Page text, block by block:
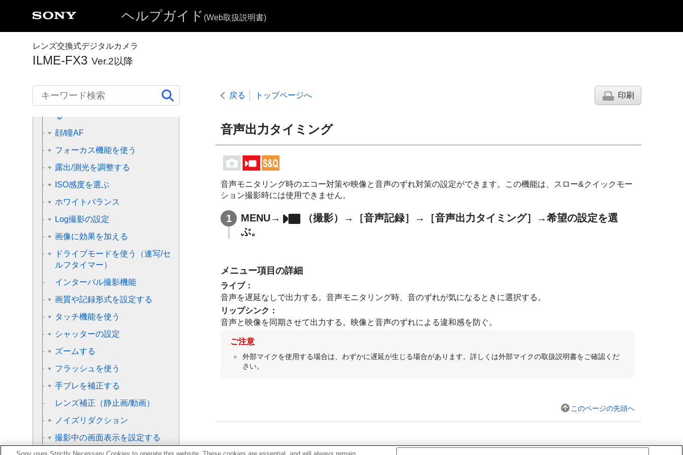
ヘルプガイド (Web取扱説明書)
レンズ交換式デジタルカメラ
ILME-FX3 Ver.2以降
戻る トップページへ 印刷
音声出力タイミング
音声モニタリング時のエコー対策や映像と音声のずれ対策の設定ができます。この機能は、スロー&クイックモー
ション撮影時には使用できません。
MENU→ （撮影）→ ［音声記録］ → ［音声出力タイミング］
→希望の設定を選
ぶ。
メニュー項目の詳細
ライブ：
音声を遅延なしで出力する。音声モニタリング時、音のずれが気になるときに選択する。
リップシンク ：
音声と映像を同期させて出力する。映像と音声のずれによる違和感を防ぐ。
ご注意
外部マイクを使用する場合は、わずかに遅延が生じる場合があります。詳しくは外部マイクの取扱説明書をご確認くだ
さい。
このページの先頭へ
MENU一覧から機能を探す
撮影機能を活用する
撮影モードを選ぶ
フォーカス（ピント）を合わせ
る
顔/瞳AF
フォーカス機能を使う
露出/測光を調整する
ISO感度を選ぶ
ホワイトバランス
Log撮影の設定
画像に効果を加える
ドライブモードを使う（連写/セ
ルフタイマー）
インターバル撮影機能
画質や記録形式を設定する
タッチ機能を使う
シャッターの設定
ズームする
フラッシュを使う
手ブレを補正する
レンズ補正 （静止画/動画）
ノイズリダクション
撮影中の画面表示を設定する